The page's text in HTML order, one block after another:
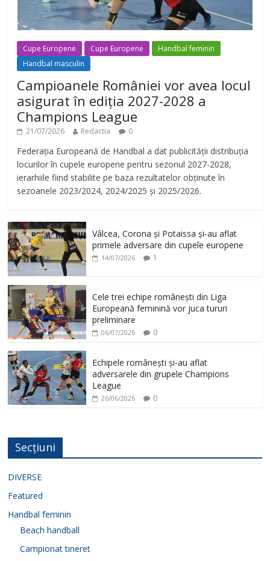
Cupe Europene Cupe Europene
Handbal feminin
Handbal masculin
Campioanele României vor avea locul
asigurat în ediția 2027-2028 a
Champions League
21/07/2026 Redactia 0
Federația Europeană de Handbal a dat publicității distribuția
locurilor în cupele europene pentru sezonul 2027-2028,
ierarhiile fiind stabilite pe baza rezultatelor obținute în
sezoanele 2023/2024, 2024/2025 și 2025/2026.
Vâlcea, Corona și Potaissa și-au aflat
primele adversare din cupele europene
14/07/2026 1
Cele trei echipe românești din Liga
Europeană feminină vor juca tururi
preliminare
06/07/2026 0
Echipele românești și-au aflat
adversarele din grupele Champions
League
26/06/2026 0
Secțiuni
DIVERSE
Featured
Handbal feminin
Beach handball
Campionat tineret